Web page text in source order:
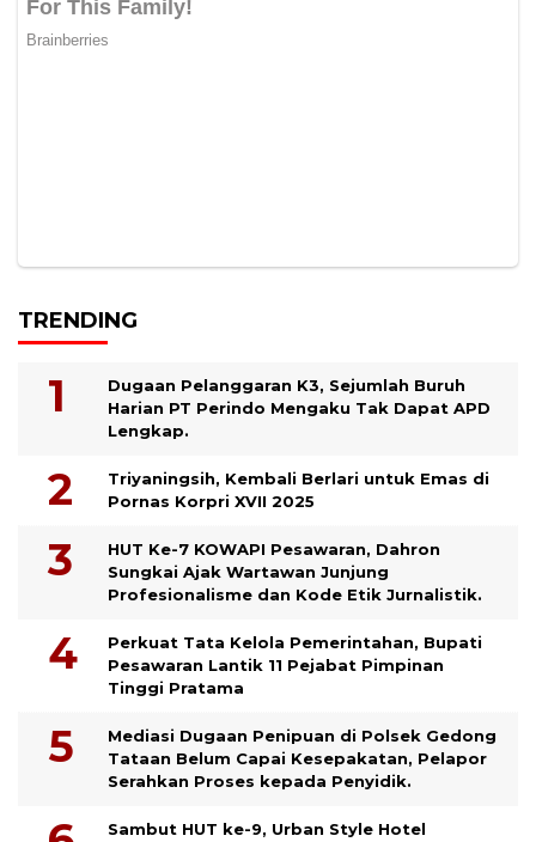
TRENDING
Dugaan Pelanggaran K3, Sejumlah Buruh
Harian PT Perindo Mengaku Tak Dapat APD
Lengkap.
Triyaningsih, Kembali Berlari untuk Emas di
Pornas Korpri XVII 2025
HUT Ke-7 KOWAPI Pesawaran, Dahron
Sungkai Ajak Wartawan Junjung
Profesionalisme dan Kode Etik Jurnalistik.
Perkuat Tata Kelola Pemerintahan, Bupati
Pesawaran Lantik 11 Pejabat Pimpinan
Tinggi Pratama
Mediasi Dugaan Penipuan di Polsek Gedong
Tataan Belum Capai Kesepakatan, Pelapor
Serahkan Proses kepada Penyidik.
Sambut HUT ke-9, Urban Style Hotel